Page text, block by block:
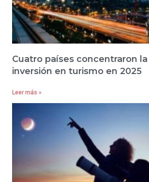
Cuatro países concentraron
inversión en turismo en 2025
Leer más »